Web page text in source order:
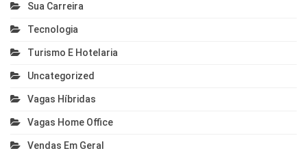
Sua Carreira
Tecnologia
Turismo E Hotelaria
Uncategorized
Vagas Híbridas
Vagas Home Office
Vendas Em Geral